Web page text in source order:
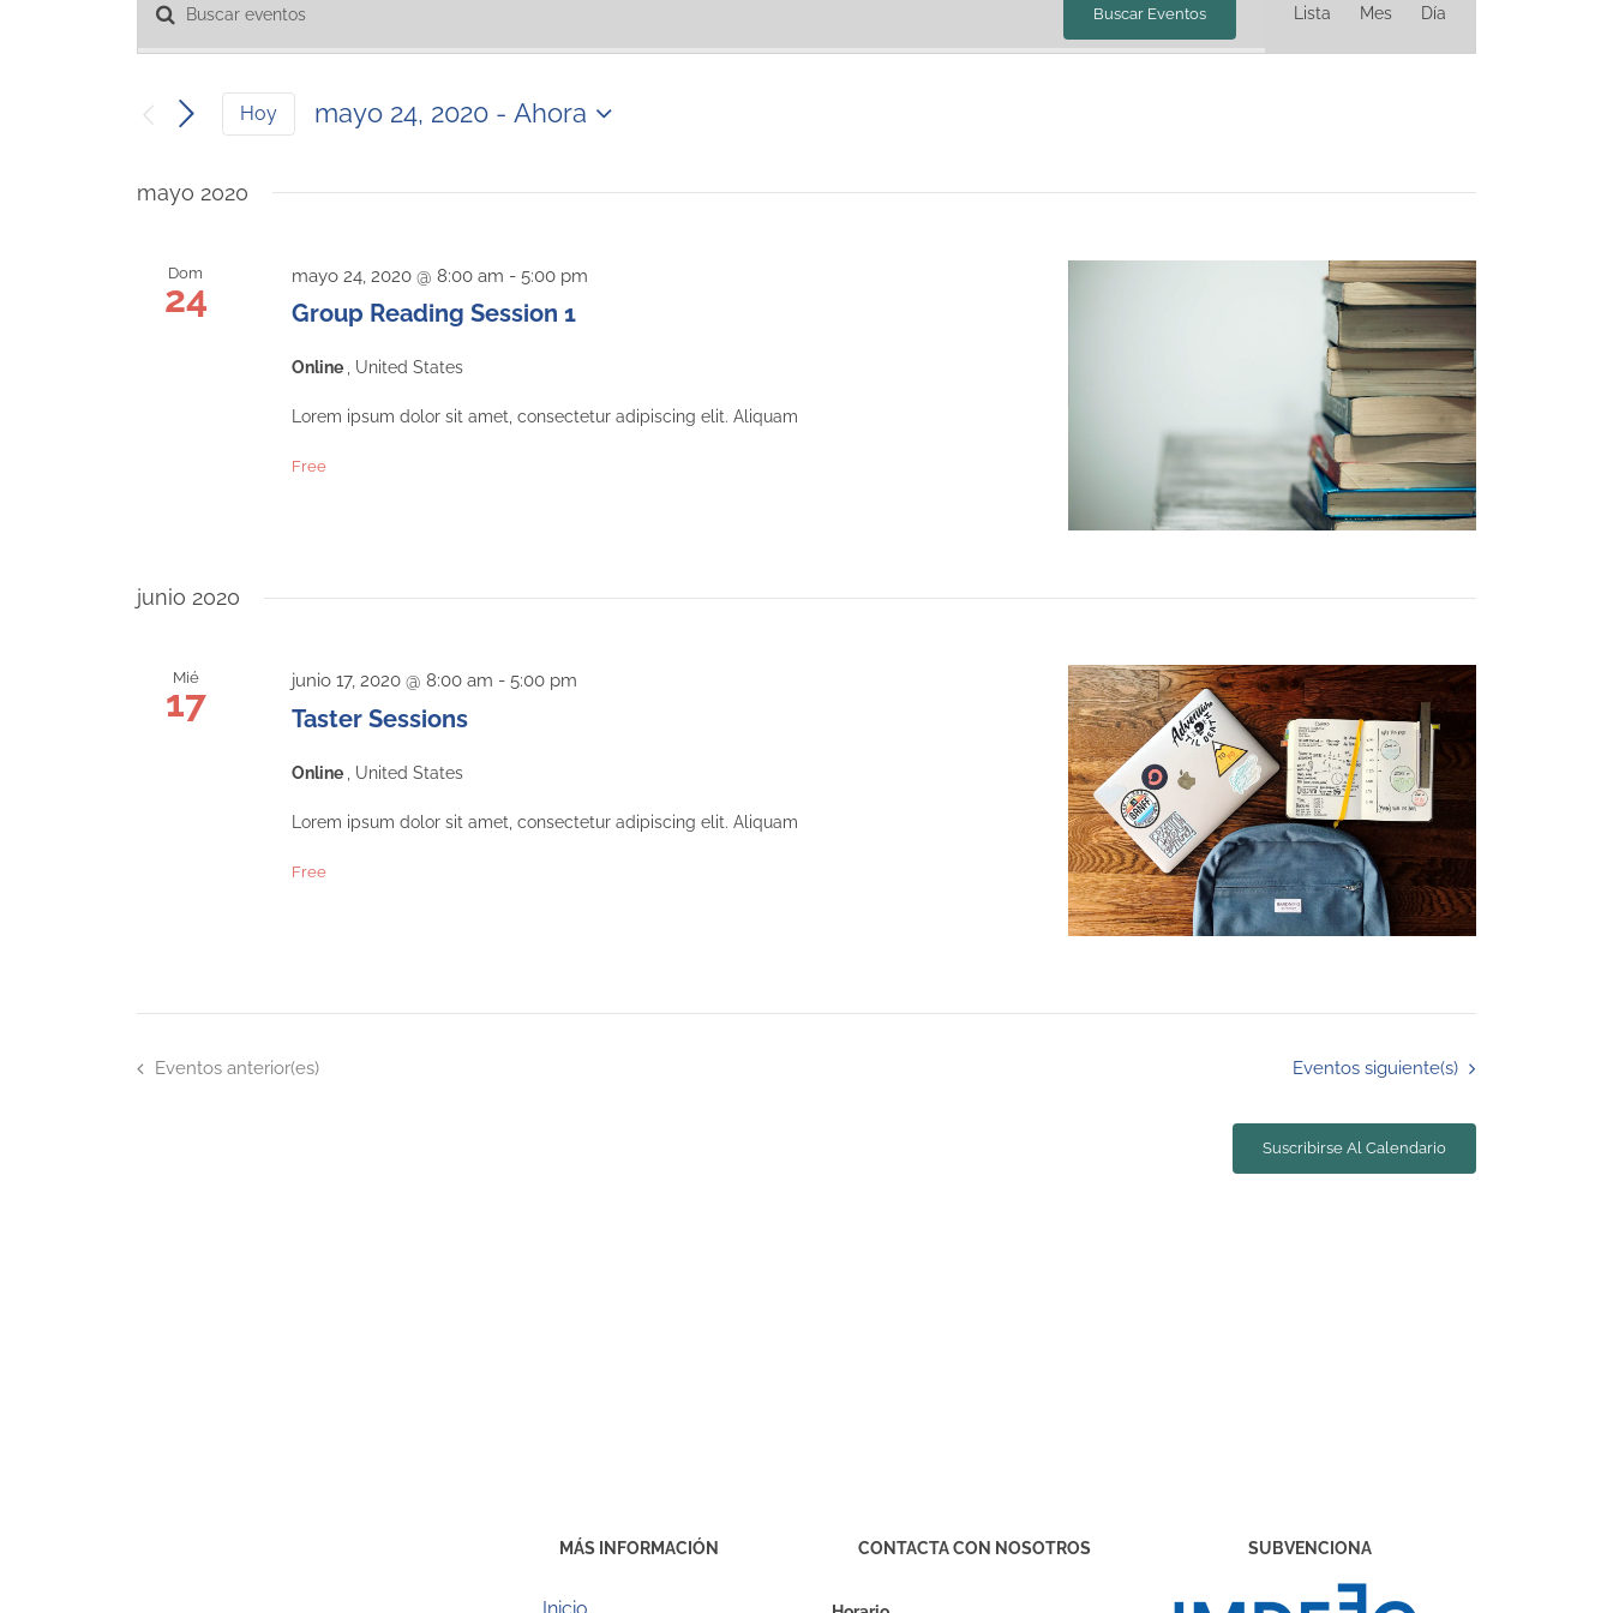
Navegación
de
y
vistas
de
Eventos
Introduce
clave.
Busca
para
clave.
Buscar Eventos
de
Evento
Lista Mes Día
Hoy mayo 24, 2020 - Ahora
mayo 2020
Dom
24 mayo 24, 2020 @ 8:00 am -5:00 pm
Group Reading Session 1
Online , United States
Lorem ipsum dolor sit amet, consectetur adipiscing elit. Aliquam
Free
junio 2020
Mié
17 junio 17, 2020 @ 8:00 am -5:00 pm
Taster Sessions
Online , United States
Lorem ipsum dolor sit amet, consectetur adipiscing elit. Aliquam
Free
Eventos anterior(es) Eventossiguiente(s)
Suscribirse Al Calendario
MÁS INFORMACIÓN CONTACTA CON NOSOTROS SUBVENCIONA